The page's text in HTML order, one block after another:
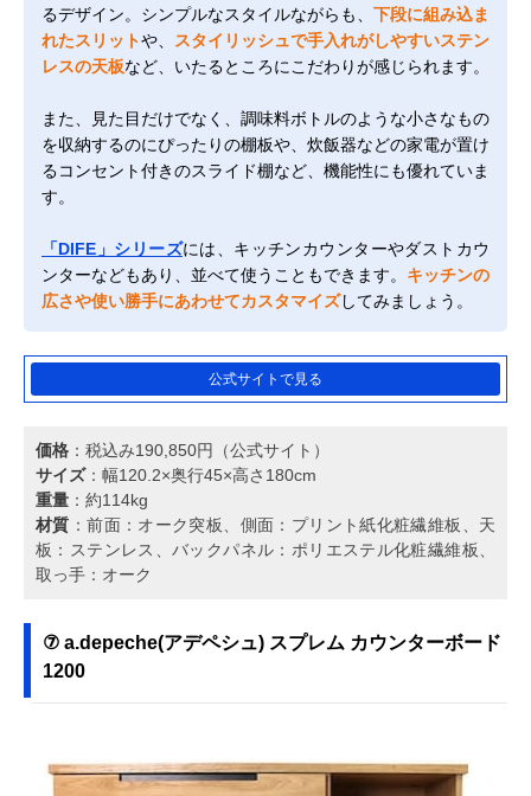
るデザイン。シンプルなスタイルながらも、 下段に組み込ま
れたスリットや、 スタイリッシュで手入れがしやすいステン
レスの天板など、いたるところにこだわりが感じられます。
また、見た目だけでなく、調味料ボトルのような小さなもの
を収納するのにぴったりの棚板や、炊飯器などの家電が置け
るコンセント付きのスライド棚など、機能性にも優れていま
す。
「DIFE」シリーズには、キッチンカウンターやダストカウ
ンターなどもあり、並べて使うこともできます。 キッチンの
広さや使い勝手にあわせてカスタマイズしてみましょう。
公式サイトで見る
価格 ：税込み190,850円（公式サイト）
サイズ：幅120.2×奥行45×高さ180cm
重量 ：約114kg
材質 ：前面：オーク突板、側面：プリント紙化粧繊維板、天
板：ステンレス、バックパネル：ポリエステル化粧繊維板、
取っ手：オーク
⑦ a.depeche(アデペシュ) スプレム カウンターボード
1200